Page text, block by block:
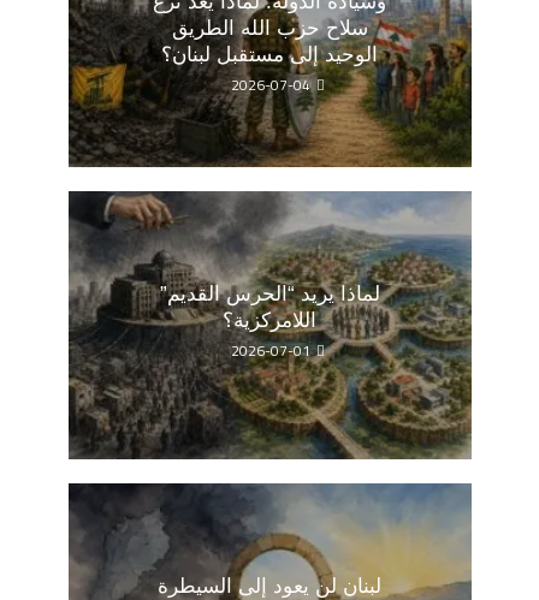
سلاح حزب الله الطريق
الوحيد إلى مستقبل لبنان؟
2026-07-04
لماذا يريد “الحرس القديم”
اللامركزية؟
2026-07-01
لبنان لن يعود إلى السيطرة